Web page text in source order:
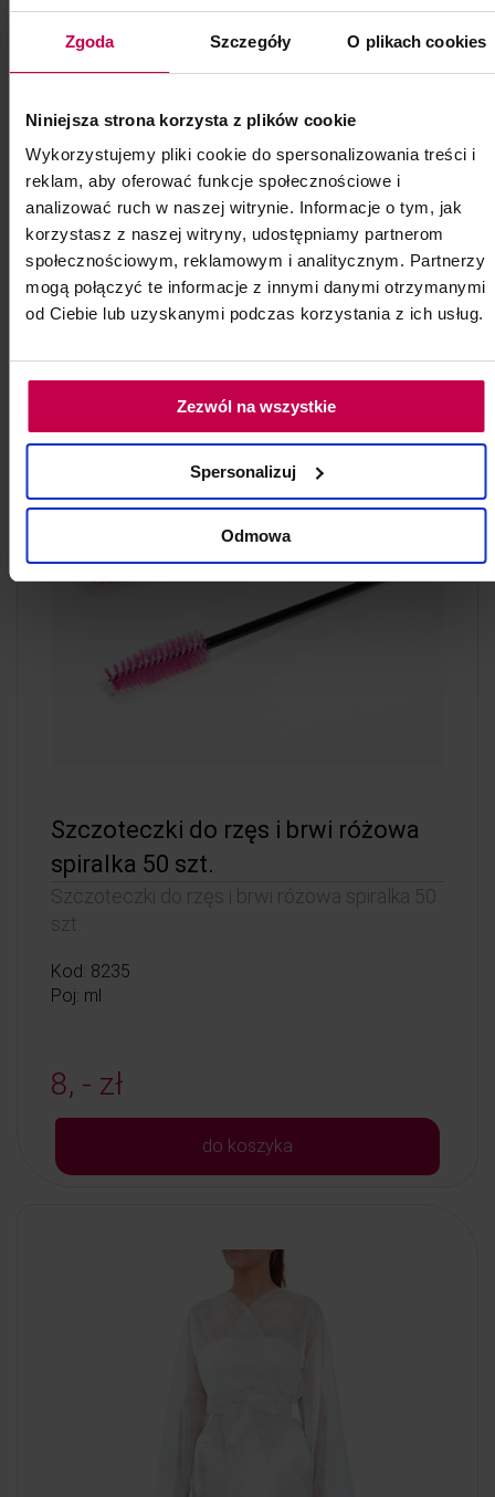
Zgoda Szczegóły O plikach cookies
Niniejsza strona korzysta z plików cookie
Wykorzystujemy pliki cookie do spersonalizowania treści i
reklam, aby oferować funkcje społecznościowe i
analizować ruch w naszej witrynie. Informacje o tym, jak
korzystasz z naszej witryny, udostępniamy partnerom
społecznościowym, reklamowym i analitycznym. Partnerzy
mogą połączyć te informacje z innymi danymi otrzymanymi
od Ciebie lub uzyskanymi podczas korzystania z ich usług.
Zezwól na wszystkie
Spersonalizuj
Odmowa
Do zabiegów manualnego oczyszczania i
pedicure.
Poj: ml
9, -7, - zł
do koszyka
Szczoteczki do rzęs i brwi różowa
spiralka 50 szt.
Szczoteczki do rzęs i brwi różowa spiralka 50
szt.
Kod: 8235
Poj: ml
8, - zł
do koszyka